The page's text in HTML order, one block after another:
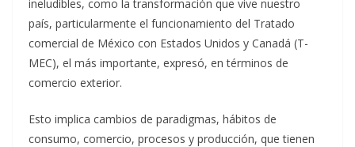
ineludibles, como la transformación que vive nuestro
país, particularmente el funcionamiento del Tratado
comercial de México con Estados Unidos y Canadá (T-
MEC), el más importante, expresó, en términos de
comercio exterior.
Esto implica cambios de paradigmas, hábitos de
consumo, comercio, procesos y producción, que tienen